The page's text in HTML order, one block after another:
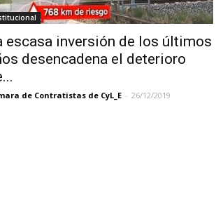
escasa inversión de los últimos
desencadena el deterioro
de Contratistas de CyL_E - 26/12/2019